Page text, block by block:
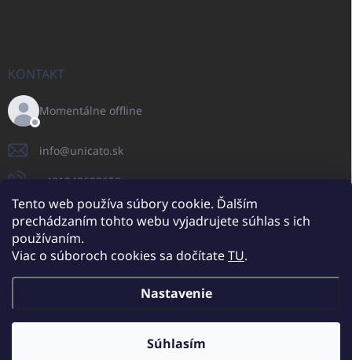
Tento web používa súbory cookie. Ďalším
prechádzaním tohto webu vyjadrujete súhlas s ich
používaním.
Viac o súboroch cookies sa dočítateTU.
Nastavenie
Súhlasím
KONTAKT
Momentálne offline
info@unicato.sk
+421940652650
UNICATO.sk
UNICATOshop.pl UNICATOshop.de
Copyright 2026UNICATO.sk. Všetky práva vyhradené.Upraviť nastavenie
cookies
Dodatočné zľavy pre VO odberateľov (pri minimálnej objednávke 400